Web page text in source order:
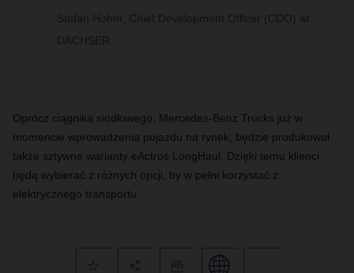
Stefan Hohm, Chief Development Officer (CDO) at
DACHSER
Oprócz ciągnika siodłowego, Mercedes-Benz Trucks już w
momencie wprowadzenia pojazdu na rynek, będzie produkował
także sztywne warianty eActros LongHaul. Dzięki temu klienci
będą wybierać z różnych opcji, by w pełni korzystać z
elektrycznego transportu.